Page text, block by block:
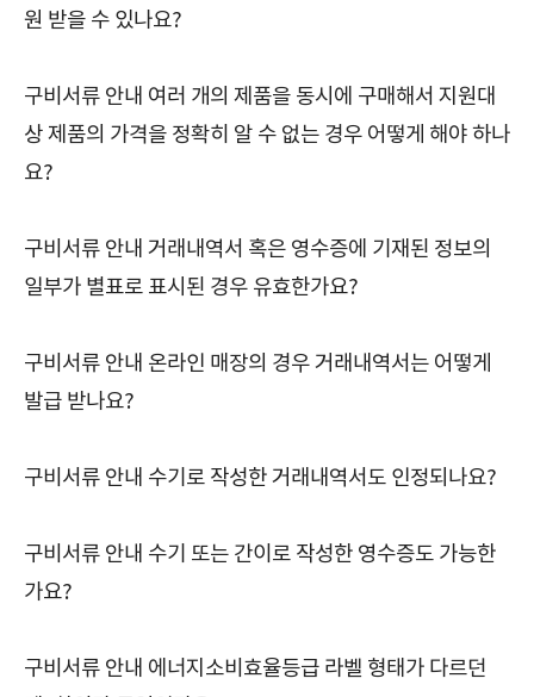
원 받을 수 있나요?
구비서류 안내 여러 개의 제품을 동시에 구매해서 지원대
상 제품의 가격을 정확히 알 수 없는 경우 어떻게 해야 하나
요?
구비서류 안내 거래내역서 혹은 영수증에 기재된 정보의
일부가 별표로 표시된 경우 유효한가요?
구비서류 안내 온라인 매장의 경우 거래내역서는 어떻게
발급 받나요?
구비서류 안내 수기로 작성한 거래내역서도 인정되나요?
구비서류 안내 수기 또는 간이로 작성한 영수증도 가능한
가요?
구비서류 안내 에너지소비효율등급 라벨 형태가 다르던